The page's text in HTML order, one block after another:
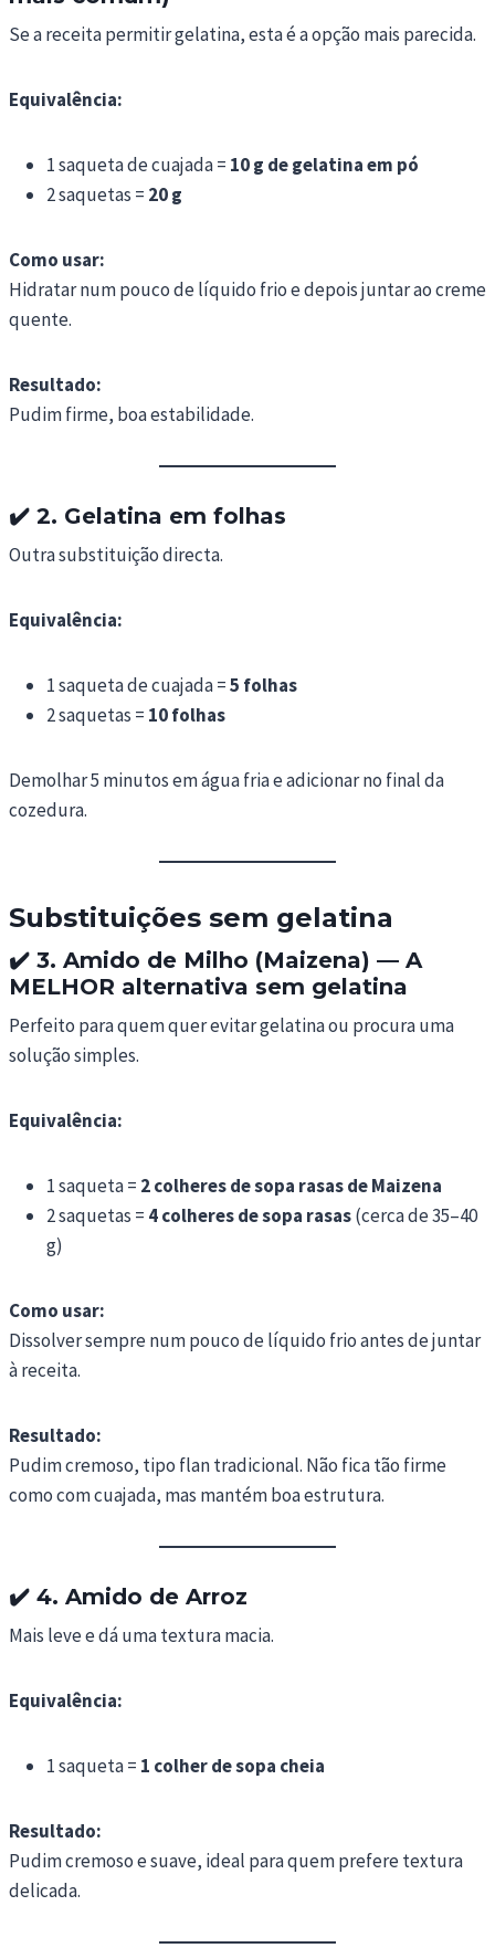
Se a receita permitir gelatina, esta é a opção mais parecida.
Equivalência:
1 saqueta de cuajada = 10 g de gelatina em pó
2 saquetas = 20 g
Como usar:
Hidratar num pouco de líquido frio e depois juntar ao creme
quente.
Resultado:
Pudim firme, boa estabilidade.
✔️ 2. Gelatina em folhas
Outra substituição directa.
Equivalência:
1 saqueta de cuajada =5 folhas
2 saquetas = 10 folhas
Demolhar 5 minutos em água fria e adicionar no final da
cozedura.
Substituições sem gelatina
✔️ 3. Amido de Milho (Maizena) — A
MELHOR alternativa sem gelatina
Perfeito para quem quer evitar gelatina ou procura uma
solução simples.
Equivalência:
1 saqueta = 2 colheres de sopa rasas de Maizena
2 saquetas = 4 colheres de sopa rasas(cerca de 35–40
g)
Como usar:
Dissolver sempre num pouco de líquido frio antes de juntar
à receita.
Resultado:
Pudim cremoso, tipo flan tradicional. Não fica tão firme
como com cuajada, mas mantém boa estrutura.
✔️ 4. Amido de Arroz
Mais leve e dá uma textura macia.
Equivalência:
1 saqueta = 1 colher de sopa cheia
Resultado:
Pudim cremoso e suave, ideal para quem prefere textura
delicada.